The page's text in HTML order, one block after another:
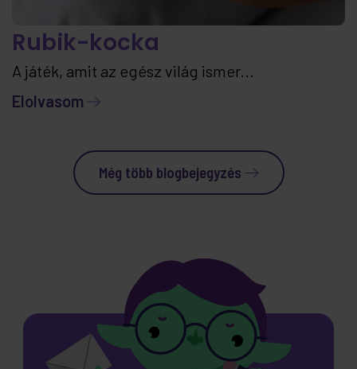
Rubik-kocka
A játék, amit az egész világ ismer...
Elolvasom
Még több blogbejegyzés